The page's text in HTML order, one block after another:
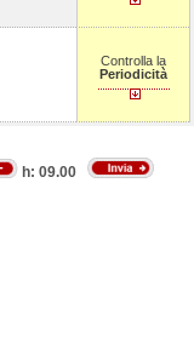
Controlla la
Periodicità
h: 09.00